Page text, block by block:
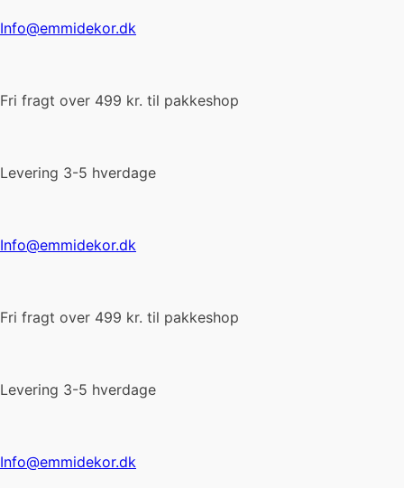
Info@emmidekor.dk
Fri fragt over 499 kr. til pakkeshop
Levering 3-5 hverdage
Info@emmidekor.dk
Fri fragt over 499 kr. til pakkeshop
Levering 3-5 hverdage
Info@emmidekor.dk